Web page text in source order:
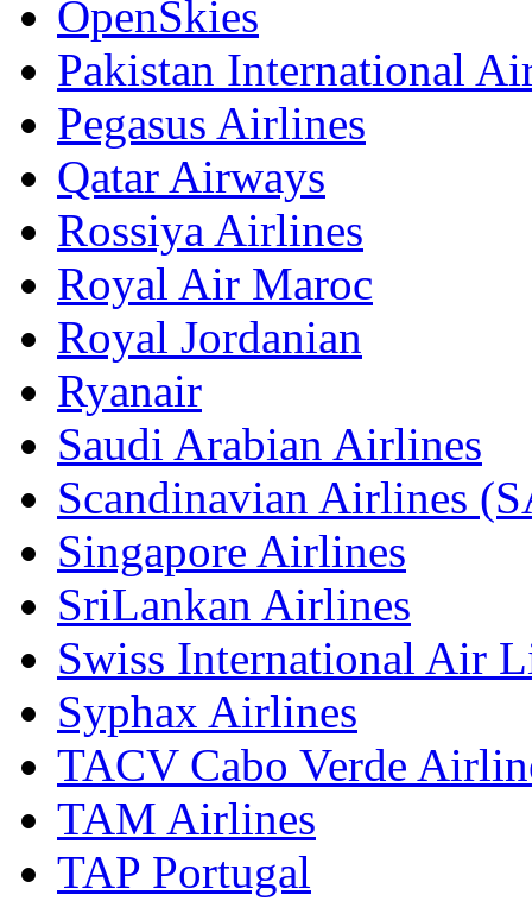
OpenSkies
Pakistan International
Pegasus Airlines
Qatar Airways
Rossiya Airlines
Royal Air Maroc
Royal Jordanian
Ryanair
Saudi Arabian Airlines
Scandinavian Airlines
Singapore Airlines
SriLankan Airlines
Swiss International Air
Syphax Airlines
TACV Cabo Verde
TAM Airlines
TAP Portugal